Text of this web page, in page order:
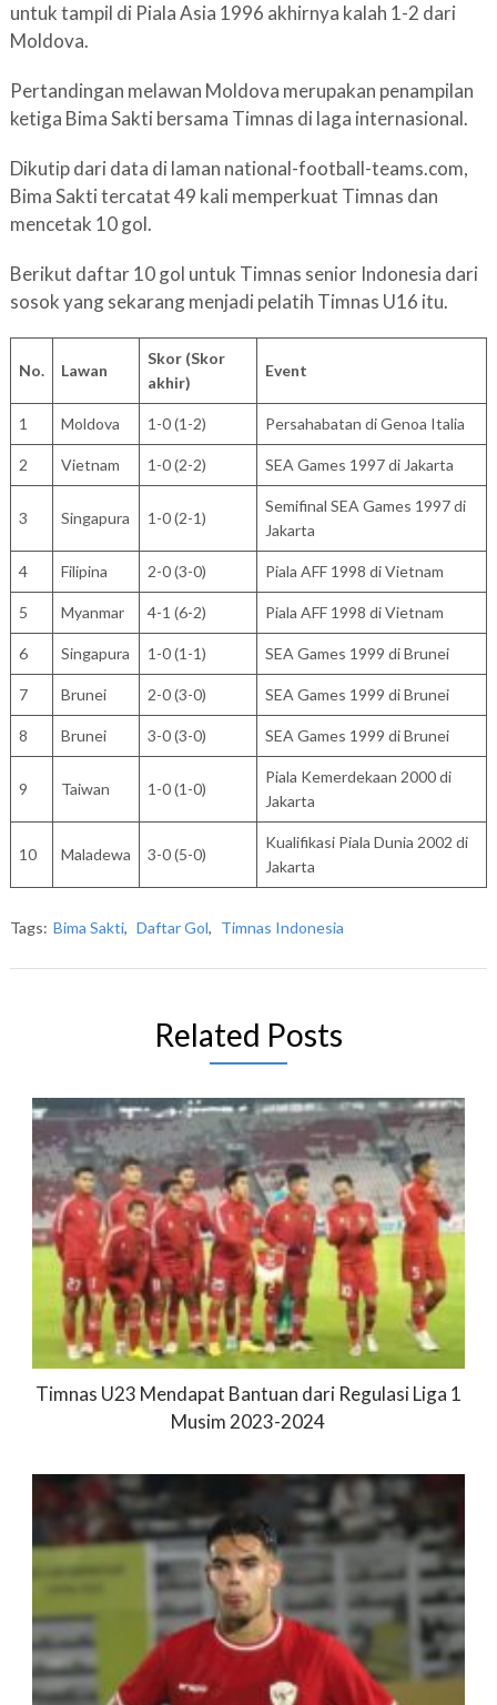
untuk tampil di Piala Asia 1996 akhirnya kalah 1-2 dari
Moldova.
Pertandingan melawan Moldova merupakan penampilan
ketiga Bima Sakti bersama Timnas di laga internasional.
Dikutip dari data di laman national-football-teams.com,
Bima Sakti tercatat 49 kali memperkuat Timnas dan
mencetak 10 gol.
Berikut daftar 10 gol untuk Timnas senior Indonesia dari
sosok yang sekarang menjadi pelatih Timnas U16 itu.
No. Lawan
Skor (Skor
akhir)
Event
1 Moldova 1-0 (1-2) Persahabatan di Genoa Italia
2 Vietnam 1-0 (2-2) SEA Games 1997 di Jakarta
3 Singapura 1-0 (2-1)
Semifinal SEA Games 1997 di
Jakarta
4 Filipina 2-0 (3-0) Piala AFF 1998 di Vietnam
5 Myanmar 4-1 (6-2) Piala AFF 1998 di Vietnam
6 Singapura 1-0 (1-1) SEA Games 1999 di Brunei
7 Brunei 2-0 (3-0) SEA Games 1999 di Brunei
8 Brunei 3-0 (3-0) SEA Games 1999 di Brunei
9 Taiwan 1-0 (1-0)
Piala Kemerdekaan 2000 di
Jakarta
10 Maladewa 3-0 (5-0)
Kualifikasi Piala Dunia 2002 di
Jakarta
Tags: Bima Sakti, Daftar Gol, Timnas Indonesia
Related Posts
Timnas U23 Mendapat Bantuan dari Regulasi Liga 1
Musim 2023-2024